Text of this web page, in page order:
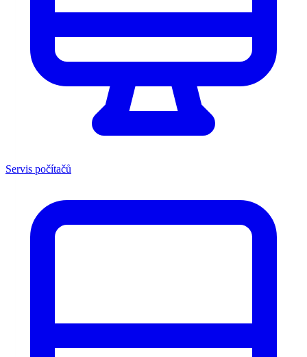
Servis počítačů